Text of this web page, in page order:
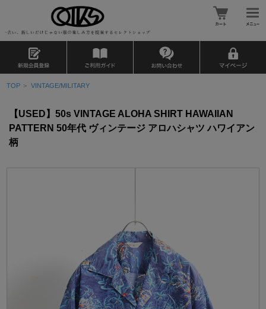
TOP > VINTAGE/MILITARY
【USED】50s VINTAGE ALOHA SHIRT HAWAIIAN
PATTERN 50年代 ヴィンテージ アロハシャツ ハワイアン
柄